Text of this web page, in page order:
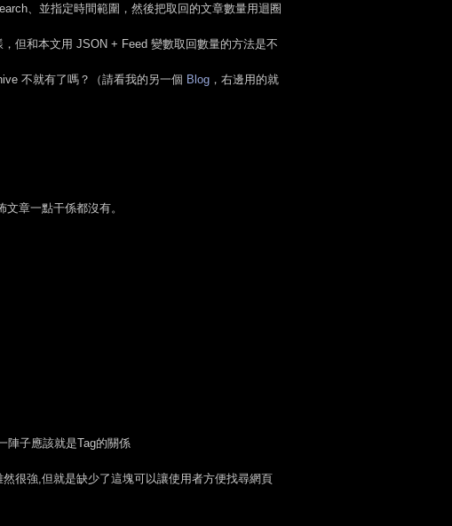
、並指定時間範圍，然後把取回的文章數量用迴圈
但和本文用 JSON + Feed 變數取回數量的方法是不
不就有了嗎？（請看我的另一個 Blog ，右邊用的就
章一點干係都沒有。
陣子應該就是Tag的關係
很強,但就是缺少了這塊可以讓使用者方便找尋網頁